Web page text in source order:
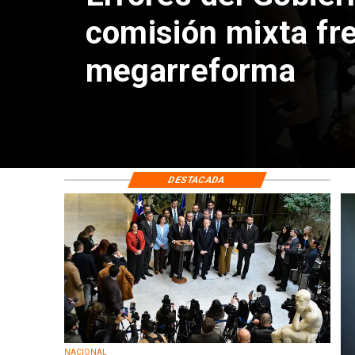
comisión mixta
megarreforma
NACIONAL
DESTACADA